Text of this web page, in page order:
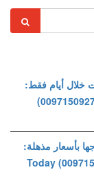
خلال أيام فقط:
خدمة سريعة ومضمونة عبر فلاي إن (00971509273130)
بأسعار مذهلة:
خدمة حجز عالمية عبر فلاي إن (00971509273130) Today